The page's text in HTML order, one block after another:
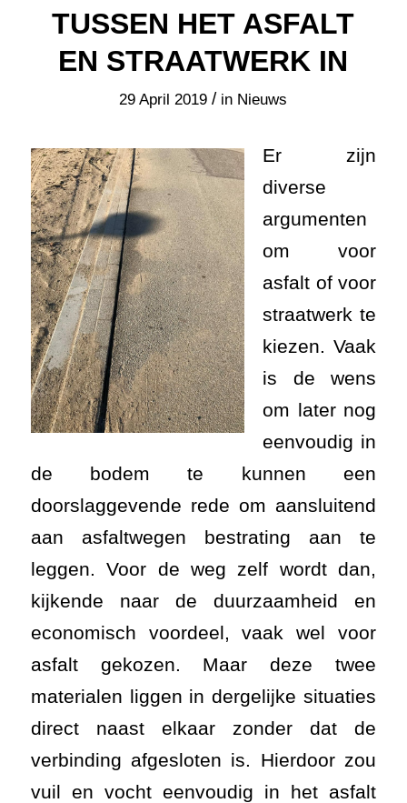
TUSSEN HET ASFALT
EN STRAATWERK IN
29 April 2019 / in Nieuws
Er zijn
diverse
argumenten
om voor
asfalt of voor
straatwerk te
kiezen. Vaak
is de wens
om later nog
eenvoudig in
de bodem te kunnen een
doorslaggevende rede om aansluitend
aan asfaltwegen bestrating aan te
leggen. Voor de weg zelf wordt dan,
kijkende naar de duurzaamheid en
economisch voordeel, vaak wel voor
asfalt gekozen. Maar deze twee
materialen liggen in dergelijke situaties
direct naast elkaar zonder dat de
verbinding afgesloten is. Hierdoor zou
vuil en vocht eenvoudig in het asfalt